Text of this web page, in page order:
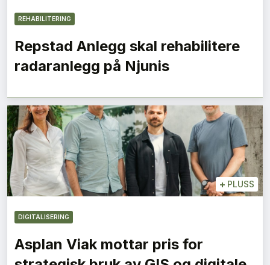
REHABILITERING
Repstad Anlegg skal rehabilitere
radaranlegg på Njunis
+ PLUSS
DIGITALISERING
Asplan Viak mottar pris for